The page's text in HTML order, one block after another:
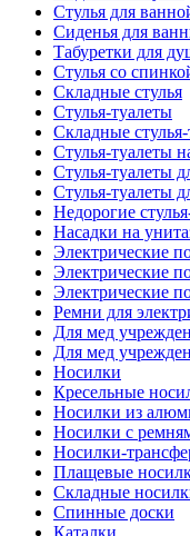
Стулья для
Сиденья для
Табуретки для
Стулья со
Складные стулья
Стулья-туалеты
Складные
Стулья-туалеты
Стулья-туалеты
Стулья-туалеты
Недорогие
Насадки на
Электрические
Электрические
Электрические
Ремни для
Для мед
Для мед
Носилки
Кресельные
Носилки из
Носилки с
Носилки-
Плащевые
Складные
Спинные доски
Каталки